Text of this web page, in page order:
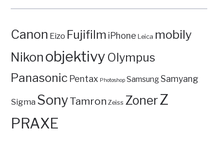
Canon Eizo Fujifilm iPhone Leica mobily
Nikon objektivy Olympus
Panasonic Pentax Photoshop SamsungSamyang
Sigma SonyTamron Zeiss ZonerZ
PRAXE